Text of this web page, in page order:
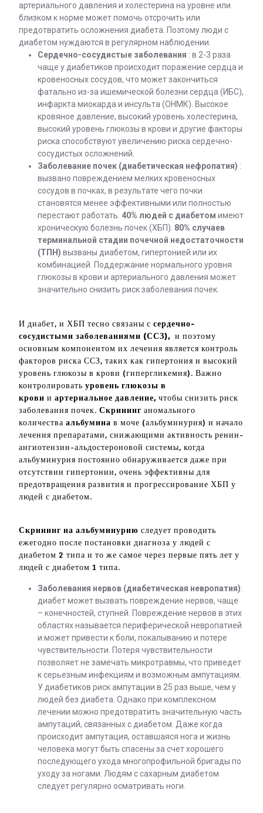
артериального давления и холестерина на уровне или
близком к норме может помочь отсрочить или
предотвратить осложнения диабета. Поэтому люди с
диабетом нуждаются в регулярном наблюдении.
Сердечно-сосудистые заболевания : в 2-3 раза
чаще у диабетиков происходит поражение сердца и
кровеносных сосудов, что может закончиться
фатально из-за ишемической болезни сердца (ИБС),
инфаркта миокарда и инсульта (ОНМК). Высокое
кровяное давление, высокий уровень холестерина,
высокий уровень глюкозы в крови и другие факторы
риска способствуют увеличению риска сердечно-
сосудистых осложнений.
Заболевание почек (диабетическая нефропатия) :
вызвано повреждением мелких кровеносных
сосудов в почках, в результате чего почки
становятся менее эффективными или полностью
перестают работать. 40% людей с диабетом имеют
хроническую болезнь почек (ХБП). 80% случаев
терминальной стадии почечной недостаточности
(ТПН) вызваны диабетом, гипертонией или их
комбинацией. Поддержание нормального уровня
глюкозы в крови и артериального давления может
значительно снизить риск заболевания почек.
И диабет, и ХБП тесно связаны с сердечно-
сосудистыми заболеваниями (ССЗ), и поэтому
основным компонентом их лечения является контроль
факторов риска ССЗ, таких как гипертония и высокий
уровень глюкозы в крови (гипергликемия). Важно
контролировать уровень глюкозы в
крови и артериальное давление, чтобы снизить риск
заболевания почек. Скрининг аномального
количества альбумина в моче (альбуминурия) и начало
лечения препаратами, снижающими активность ренин-
ангиотензин-альдостероновой системы, когда
альбуминурия постоянно обнаруживается даже при
отсутствии гипертонии, очень эффективны для
предотвращения развития и прогрессирование ХБП у
людей с диабетом.
Скрининг на альбуминурию следует проводить
ежегодно после постановки диагноза у людей с
диабетом 2 типа и то же самое через первые пять лет у
людей с диабетом 1 типа.
Заболевания нервов (диабетическая невропатия):
диабет может вызвать повреждение нервов, чаще
– конечностей, ступней. Повреждение нервов в этих
областях называется периферической невропатией
и может привести к боли, покалыванию и потере
чувствительности. Потеря чувствительности
позволяет не замечать микротравмы, что приведет
к серьезным инфекциям и возможным ампутациям.
У диабетиков риск ампутации в 25 раз выше, чем у
людей без диабета. Однако при комплексном
лечении можно предотвратить значительную часть
ампутаций, связанных с диабетом. Даже когда
происходит ампутация, оставшаяся нога и жизнь
человека могут быть спасены за счет хорошего
последующего ухода многопрофильной бригады по
уходу за ногами. Людям с сахарным диабетом
следует регулярно осматривать ноги.